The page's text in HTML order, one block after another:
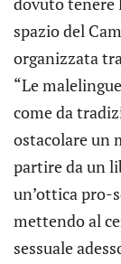
spazio del
organizzata
“Le
come da
ostacolare un
partire da un
un’ottica pro-
mettendo al
sessuale